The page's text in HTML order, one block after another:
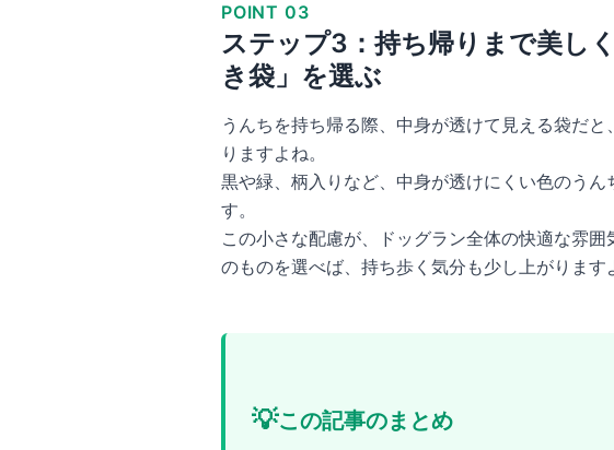
POINT 03
ステップ3：持ち帰りまで美し
き袋」を選ぶ
うんちを持ち帰る際、中身が透けて見える袋だ
りますよね。
黒や緑、柄入りなど、中身が透けにくい色のう
す。
この小さな配慮が、ドッグラン全体の快適な雰
のものを選べば、持ち歩く気分も少し上がります
💡この記事のまとめ